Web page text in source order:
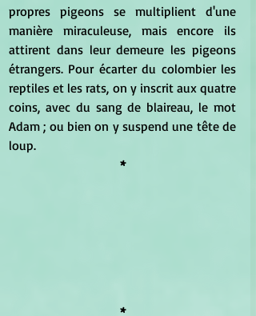
propres pigeons se multiplient d'une
manière miraculeuse, mais encore ils
attirent dans leur demeure les pigeons
étrangers. Pour écarter du colombier les
reptiles et les rats, on y inscrit aux quatre
coins, avec du sang de blaireau, le mot
Adam ; ou bien on y suspend une tête de
loup.
*
*